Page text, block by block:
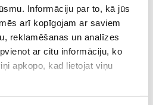
Informāciju par to, kā jūs
arī kopīgojam ar saviem
reklamēšanas un analīzes
ar citu informāciju, ko
apkopo, kad lietojat viņu